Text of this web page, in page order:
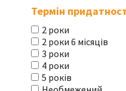
Термін
2 роки
2 роки 6 місяців
3 роки
4 роки
5 років